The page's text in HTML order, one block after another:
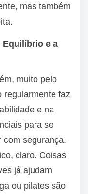
mas também
Equilíbrio e a
muito pelo
regularmente faz
e na
para se
com segurança.
claro. Coisas
já ajudam
ou pilates são